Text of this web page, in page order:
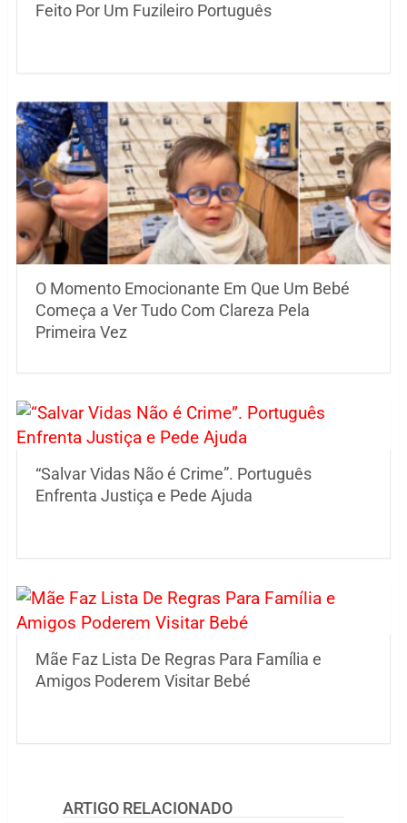
Feito Por Um Fuzileiro Português
O Momento Emocionante Em Que Um Bebé
Começa a Ver Tudo Com Clareza Pela
Primeira Vez
“Salvar Vidas Não é Crime”. Português
Enfrenta Justiça e Pede Ajuda
Mãe Faz Lista De Regras Para Família e
Amigos Poderem Visitar Bebé
ARTIGO RELACIONADO